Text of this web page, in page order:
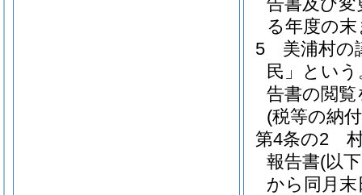
る年度の
5
美浦村の
民」という
告書の閲
(税等の納
第4条の2
報告書(以
から同月